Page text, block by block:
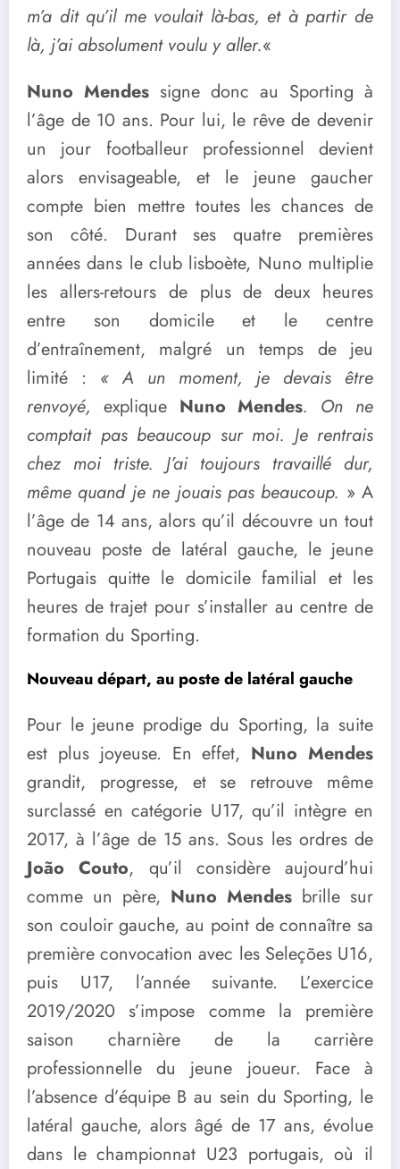
m’a dit qu’il me voulait là-bas, et à partir de
là, j’ai absolument voulu y aller.«
Nuno Mendes signe donc au Sporting à
l’âge de 10 ans. Pour lui, le rêve de devenir
un jour footballeur professionnel devient
alors envisageable, et le jeune gaucher
compte bien mettre toutes les chances de
son côté. Durant ses quatre premières
années dans le club lisboète, Nuno multiplie
les allers-retours de plus de deux heures
entre son domicile et le centre
d’entraînement, malgré un temps de jeu
limité : « A un moment, je devais être
renvoyé, explique Nuno Mendes. On ne
comptait pas beaucoup sur moi. Je rentrais
chez moi triste. J’ai toujours travaillé dur,
même quand je ne jouais pas beaucoup. » A
l’âge de 14 ans, alors qu’il découvre un tout
nouveau poste de latéral gauche, le jeune
Portugais quitte le domicile familial et les
heures de trajet pour s’installer au centre de
formation du Sporting.
Nouveau départ, au poste de latéral gauche
Pour le jeune prodige du Sporting, la suite
est plus joyeuse. En effet, Nuno Mendes
grandit, progresse, et se retrouve même
surclassé en catégorie U17, qu’il intègre en
2017, à l’âge de 15 ans. Sous les ordres de
João Couto, qu’il considère aujourd’hui
comme un père, Nuno Mendes brille sur
son couloir gauche, au point de connaître sa
première convocation avec les Seleções U16,
puis U17, l’année suivante. L’exercice
2019/2020 s’impose comme la première
saison charnière de la carrière
professionnelle du jeune joueur. Face à
l’absence d’équipe B au sein du Sporting, le
latéral gauche, alors âgé de 17 ans, évolue
dans le championnat U23 portugais, où il